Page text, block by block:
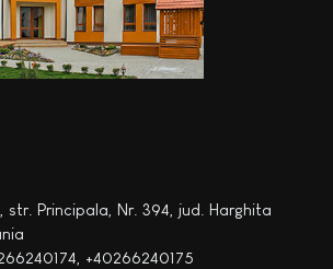
str. Principala, Nr. 394, jud. Harghita
+40266240175